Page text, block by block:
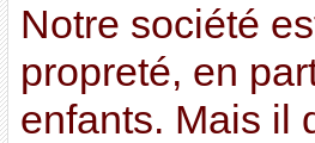
Notre société
propreté, en
enfants. Mais il